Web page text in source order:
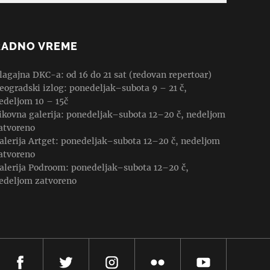
VREME
DKC-a: od 16 do 21 sat (redovan repertoar)
izlog: ponedeljak–subota 9 – 21 č,
10 – 15č
galerija: ponedeljak–subota 12–20 č, nedeljom
Artget: ponedeljak–subota 12–20 č, nedeljom
Podroom: ponedeljak–subota 12–20 č,
zatvoreno